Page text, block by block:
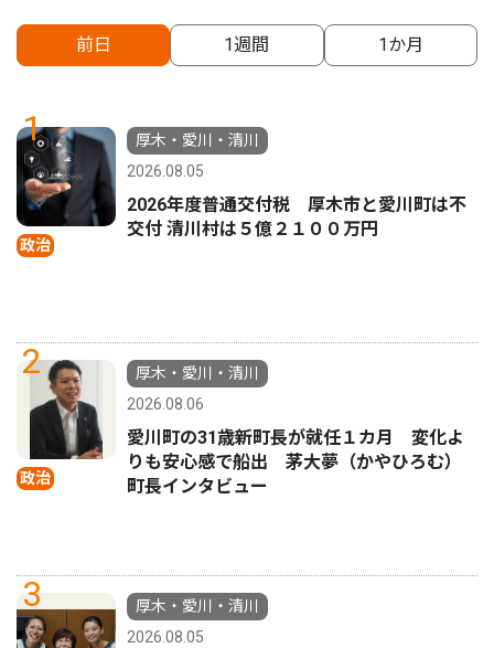
前日 1週間 1か月
1
政治
厚木・愛川・清川
2026.08.05
2026年度普通交付税 厚木市と愛川町は不
交付 清川村は５億２１００万円
2
政治
厚木・愛川・清川
2026.08.06
愛川町の31歳新町長が就任１カ月 変化よ
りも安心感で船出 茅大夢（かやひろむ）
町長インタビュー
3
厚木・愛川・清川
2026.08.05